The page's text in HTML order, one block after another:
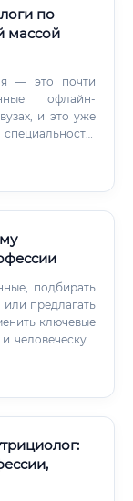
по
массой
— это почти
офлайн-
и это уже
подбирать
или предлагать
ключевые